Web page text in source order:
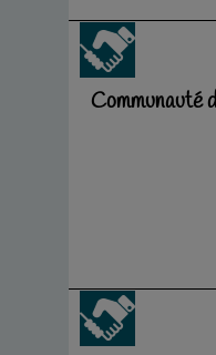
Communauté